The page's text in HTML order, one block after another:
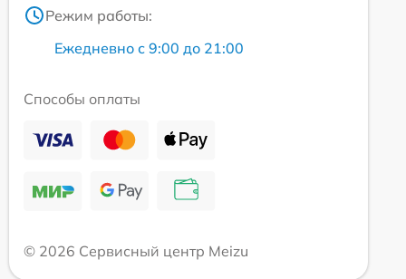
Режим работы:
Ежедневно с 9:00 до 21:00
Способы оплаты
© 2026 Сервисный центр Meizu